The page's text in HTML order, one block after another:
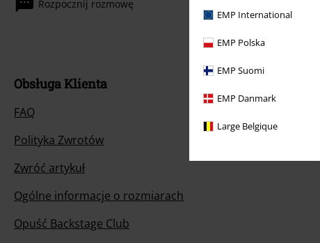
EMP International
EMP Polska
EMP Suomi
EMP Danmark
Large Belgique
Rozpocznij rozmowę
Obsługa Klienta
FAQ
Polityka Zwrotów
Zwróć artykuł
Ogólne informacje o rozmiarach
Opuść Backstage Club